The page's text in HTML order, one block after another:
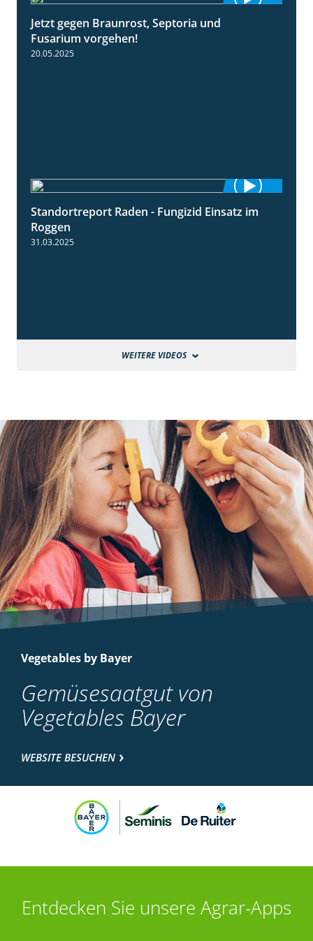
Jetzt gegen Braunrost, Septoria und
Fusarium vorgehen!
20.05.2025
5:29
Standortreport Raden - Fungizid Einsatz im
Roggen
31.03.2025
WEITERE VIDEOS
Vegetables by Bayer
Gemüsesaatgut von
Vegetables Bayer
WEBSITE BESUCHEN
Entdecken Sie unsere Agrar-Apps